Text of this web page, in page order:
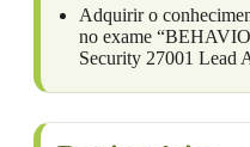
Adquirir o
no exame
Security 27001 Lead